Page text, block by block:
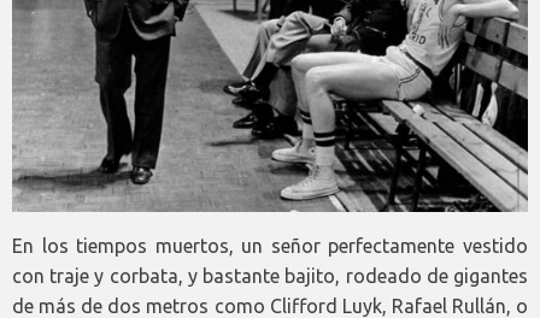
En los tiempos muertos, un señor perfectamente vestido
con traje y corbata, y bastante bajito, rodeado de gigantes
de más de dos metros como Clifford Luyk, Rafael Rullán, o